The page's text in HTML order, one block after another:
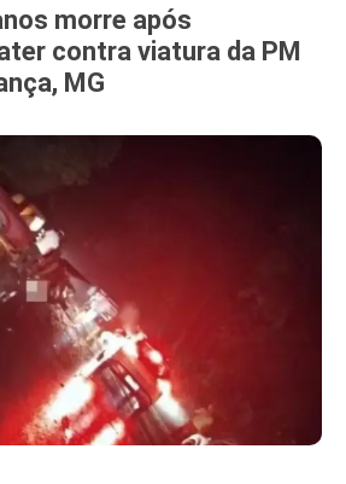
morre após
contra viatura da PM
MG